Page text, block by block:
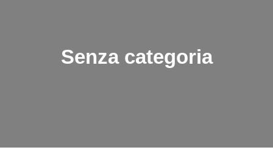
Senza categoria